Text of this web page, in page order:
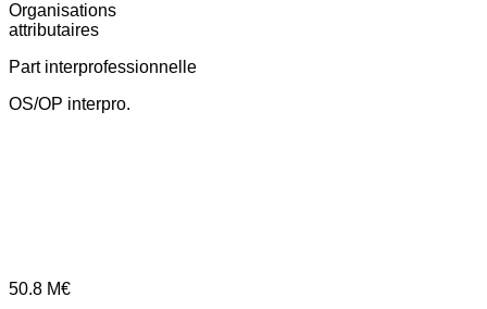
Organisations
attributaires
Part interprofessionnelle
OS/OP interpro.
50.8 M€